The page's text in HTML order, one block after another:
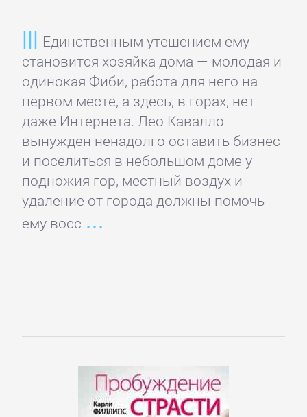
Единственным утешением ему
становится хозяйка дома — молодая и
одинокая Фиби, работа для него на
первом месте, а здесь, в горах, нет
даже Интернета. Лео Кавалло
вынужден ненадолго оставить бизнес
и поселиться в небольшом доме у
подножия гор, местный воздух и
удаление от города должны помочь
ему восс
Зарубежные
приключения
Зарубежные
стихи
Современная
зарубежная
литература
театр